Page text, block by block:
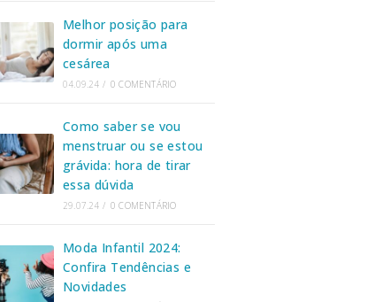
Melhor posição para
dormir após uma
cesárea
04.09.24 / 0 COMENTÁRIO
Como saber se vou
menstruar ou se estou
grávida: hora de tirar
essa dúvida
29.07.24 / 0 COMENTÁRIO
Moda Infantil 2024:
Confira Tendências e
Novidades